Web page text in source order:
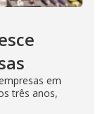
em
três anos,